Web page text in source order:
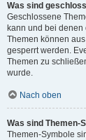
Was sind
Geschlossene
kann und bei
Themen können
gesperrt werden.
Themen zu
wurde.
Nach oben
Was sind Themen-
Themen-Symbole